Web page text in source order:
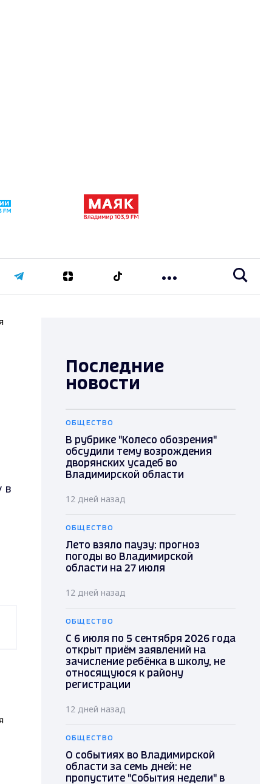
в
Последние
новости
ОБЩЕСТВО
В рубрике "Колесо обозрения"
обсудили тему возрождения
дворянских усадеб во
Владимирской области
12 дней назад
ОБЩЕСТВО
Лето взяло паузу: прогноз
погоды во Владимирской
области на 27 июля
12 дней назад
ОБЩЕСТВО
С 6 июля по 5 сентября 2026 года
открыт приём заявлений на
зачисление ребёнка в школу, не
относящуюся к району
регистрации
12 дней назад
ОБЩЕСТВО
О событиях во Владимирской
области за семь дней: не
пропустите "События недели" в